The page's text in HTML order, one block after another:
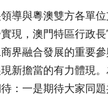
導與粵澳雙方各單
現，澳門特區行政
界融合發展的重要
新擔當的有力體現
：一是期待大家同